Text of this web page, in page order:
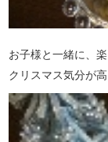
お子様と一緒に、
クリスマス気分が